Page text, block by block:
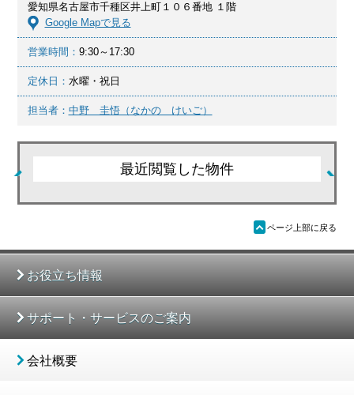
愛知県名古屋市千種区井上町１０６番地 １階
Google Mapで見る
営業時間： 9:30～17:30
定休日： 水曜・祝日
担当者： 中野 圭悟（なかの けいご）
最近閲覧した物件
ü ページ上部に戻る
お役立ち情報
サポート・サービスのご案内
会社概要